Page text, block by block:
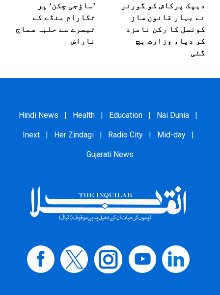
دیپک پرکاش کو گورنر
نے بہار قانون ساز
کونسل کا رکن نامزد
کر دیا، وزارت بچ
گئی
’ساؤجی چکن‘ پر
تکارام منڈے کے
تبصرے سے حلبہ سماج
ناراض
Hindi News | Health | Education | Nai Dunia |
Inext | Her Zindagi | Radio City | Mid-day |
Gujarati News